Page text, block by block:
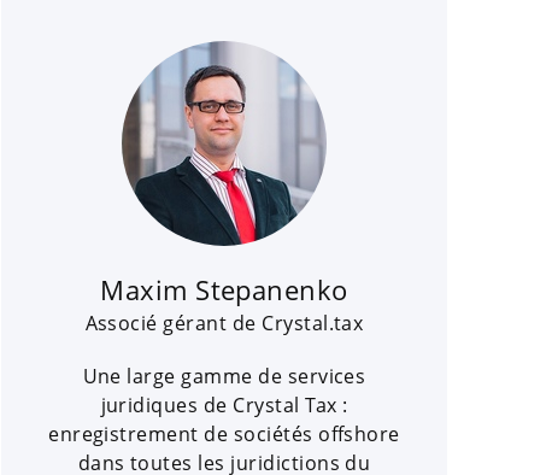
Maxim Stepanenko
Associé gérant de Crystal.tax
Une large gamme de services
juridiques de Crystal Tax :
enregistrement de sociétés offshore
dans toutes les juridictions du